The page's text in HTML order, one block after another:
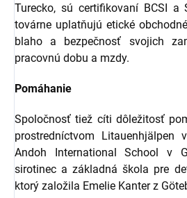
Turecko, sú certifikovaní BCSI a
továrne uplatňujú etické
blaho a bezpečnosť svojich
pracovnú dobu a mzdy.
Pomáhanie
Spoločnosť tiež cíti dôležitosť
prostredníctvom Litauenhjälpen
Andoh International School v
sirotinec a základná škola pre
ktorý založila Emelie Kanter z